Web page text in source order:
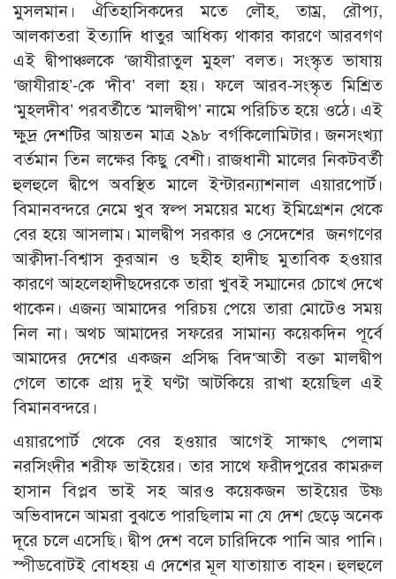
মুসলমান। ঐতিহাসিকদের মতে লৌহ, তাম্র, রৌপ্য,
আলকাতরা ইত্যাদি ধাতুর আধিক্য থাকার কারণে আরবগণ
এই দ্বীপাঞ্চলকে ‘জাযীরাতুল মুহল’ বলত। সংস্কৃত ভাষায়
‘জাযীরাহ’-কে ‘দীব’ বলা হয়। ফলে আরব-সংস্কৃত মিশ্রিত
‘মুহলদীব’ পরবর্তীতে ‘মালদ্বীপ’ নামে পরিচিত হয়ে ওঠে। এই
ক্ষুদ্র দেশটির আয়তন মাত্র ২৯৮ বর্গকিলোমিটার। জনসংখ্যা
বর্তমান তিন লক্ষের কিছু বেশী। রাজধানী মালের নিকটবর্তী
হুলহুলে দ্বীপে অবস্থিত মালে ইন্টারন্যাশনাল এয়ারপোর্ট।
বিমানবন্দরে নেমে খুব স্বল্প সময়ের মধ্যে ইমিগ্রেশন থেকে
বের হয়ে আসলাম। মালদ্বীপ সরকার ও সেদেশের জনগণের
আক্বীদা-বিশ্বাস কুরআন ও ছহীহ হাদীছ মুতাবিক হওয়ার
কারণে আহলেহাদীছদেরকে তারা খুবই সম্মানের চোখে দেখে
থাকেন। এজন্য আমাদের পরিচয় পেয়ে তারা মোটেও সময়
নিল না। অথচ আমাদের সফরের সামান্য কয়েকদিন পূর্বে
আমাদের দেশের একজন প্রসিদ্ধ বিদ‘আতী বক্তা মালদ্বীপ
গেলে তাকে প্রায় দুই ঘণ্টা আটকিয়ে রাখা হয়েছিল এই
বিমানবন্দরে।
এয়ারপোর্ট থেকে বের হওয়ার আগেই সাক্ষাৎ পেলাম
নরসিংদীর শরীফ ভাইয়ের। তার সাথে ফরীদপুরের কামরুল
হাসান বিপ্লব ভাই সহ আরও কয়েকজন ভাইয়ের উষ্ণ
অভিবাদনে আমরা বুঝতে পারছিলাম না যে দেশ ছেড়ে অনেক
দূরে চলে এসেছি। দ্বীপ দেশ বলে চারিদিকে পানি আর পানি।
স্পীডবোটই বোধহয় এ দেশের মূল যাতায়াত বাহন। হুলহুলে